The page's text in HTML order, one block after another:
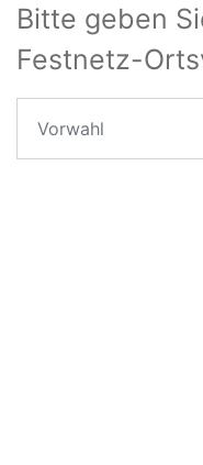
Bitte geben
Festnetz-